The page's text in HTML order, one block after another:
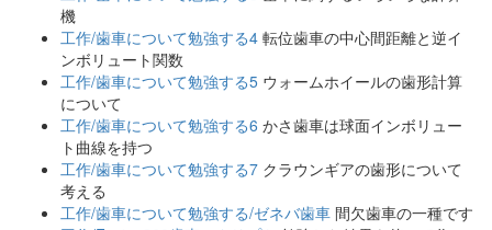
機
工作/歯車について勉強する4 転位歯車の中心間距離と逆イ
ンボリュート関数
工作/歯車について勉強する5 ウォームホイールの歯形計算
について
工作/歯車について勉強する6 かさ歯車は球面インボリュー
ト曲線を持つ
工作/歯車について勉強する7 クラウンギアの歯形について
考える
工作/歯車について勉強する/ゼネバ歯車 間欠歯車の一種です